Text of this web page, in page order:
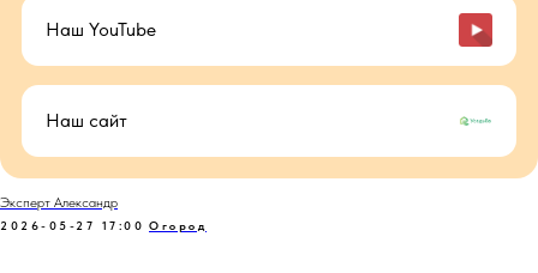
Наш YouTube
Наш сайт
Эксперт Александр
2026-05-27 17:00 Огород